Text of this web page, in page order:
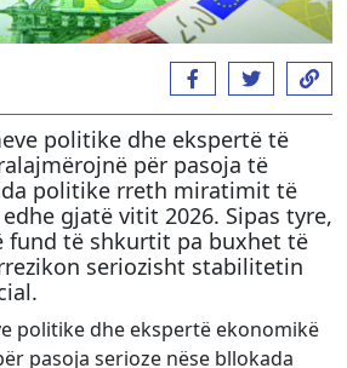
politike dhe ekspertë të
për pasoja të
politike rreth miratimit të
gjatë vitit 2026. Sipas tyre,
fund të shkurtit pa buxhet të
seriozisht stabilitetin
politike dhe ekspertë ekonomikë
pasoja serioze nëse bllokada